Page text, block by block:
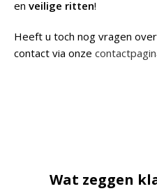
en veilige ritten!
Heeft u toch nog vragen
contact via onze
Wat zeggen